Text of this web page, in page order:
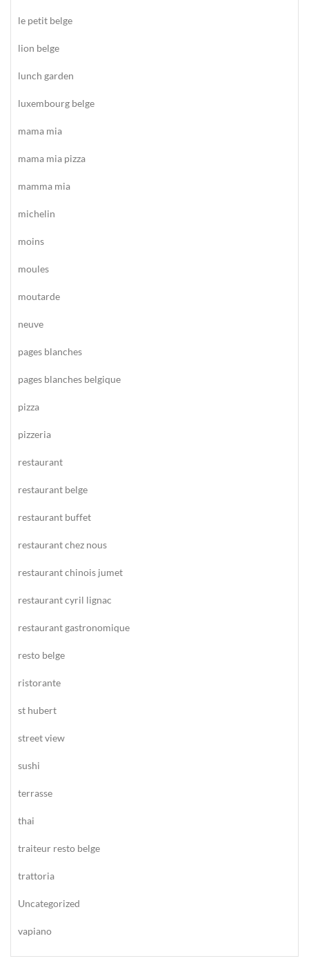
le petit belge
lion belge
lunch garden
luxembourg belge
mama mia
mama mia pizza
mamma mia
michelin
moins
moules
moutarde
neuve
pages blanches
pages blanches belgique
pizza
pizzeria
restaurant
restaurant belge
restaurant buffet
restaurant chez nous
restaurant chinois jumet
restaurant cyril lignac
restaurant gastronomique
resto belge
ristorante
st hubert
street view
sushi
terrasse
thai
traiteur resto belge
trattoria
Uncategorized
vapiano